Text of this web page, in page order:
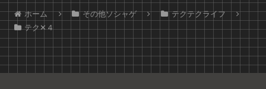
ホーム その他ソシャゲ
テクテクライフ
テク✕４